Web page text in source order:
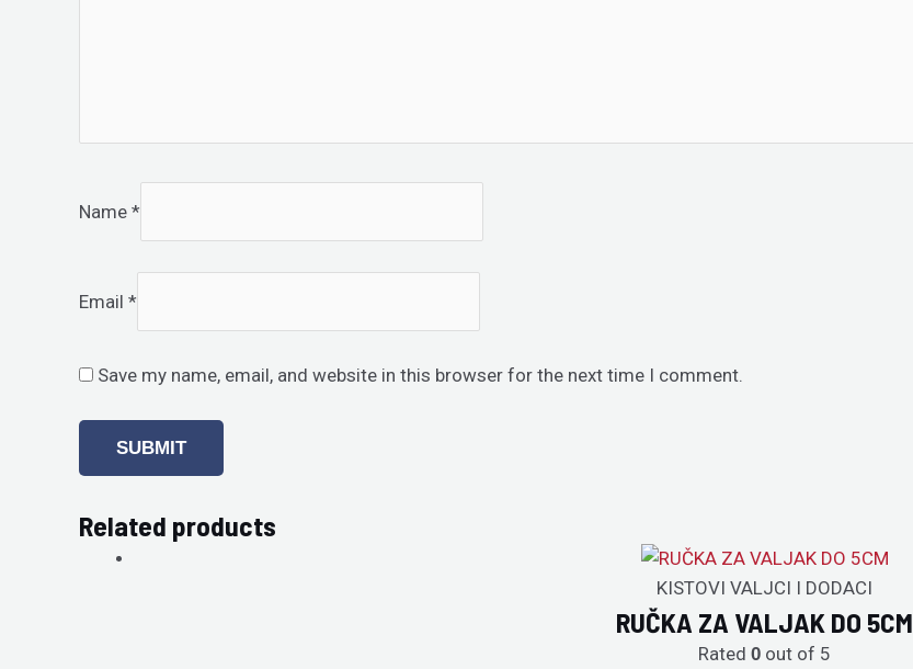
Name *
Email *
Save my name, email, and website in this browser for the next time I comment.
Related products
KISTOVI VALJCI I DODACI
RUČKA ZA VALJAK DO 5CM
Rated 0 out of 5